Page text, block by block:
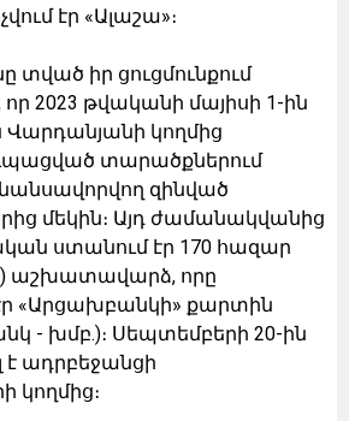
էր «Ալաշա»։
տված իր ցուցմունքում
որ 2023 թվականի մայիսի 1-ին
Վարդանյանի կողմից
տարածքներում
զինված
մեկին։ Այդ ժամանակվանից
ստանում էր 170 հազար
աշխատավարձ, որը
«Արցախբանկի» քարտին
- խմբ.)։ Սեպտեմբերի 20-ին
է ադրբեջանցի
կողմից։